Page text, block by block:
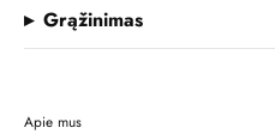
Grąžinimas
Apie mus